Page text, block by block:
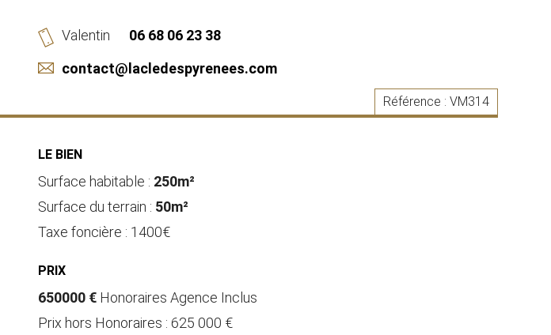
Valentin
06 68 06 23 38
contact@lacledespyrenees.com
Référence : VM314
LE BIEN
Surface habitable : 250m²
Surface du terrain : 50m²
Taxe foncière : 1400€
PRIX
650000 € Honoraires Agence Inclus
Prix hors Honoraires : 625 000 €